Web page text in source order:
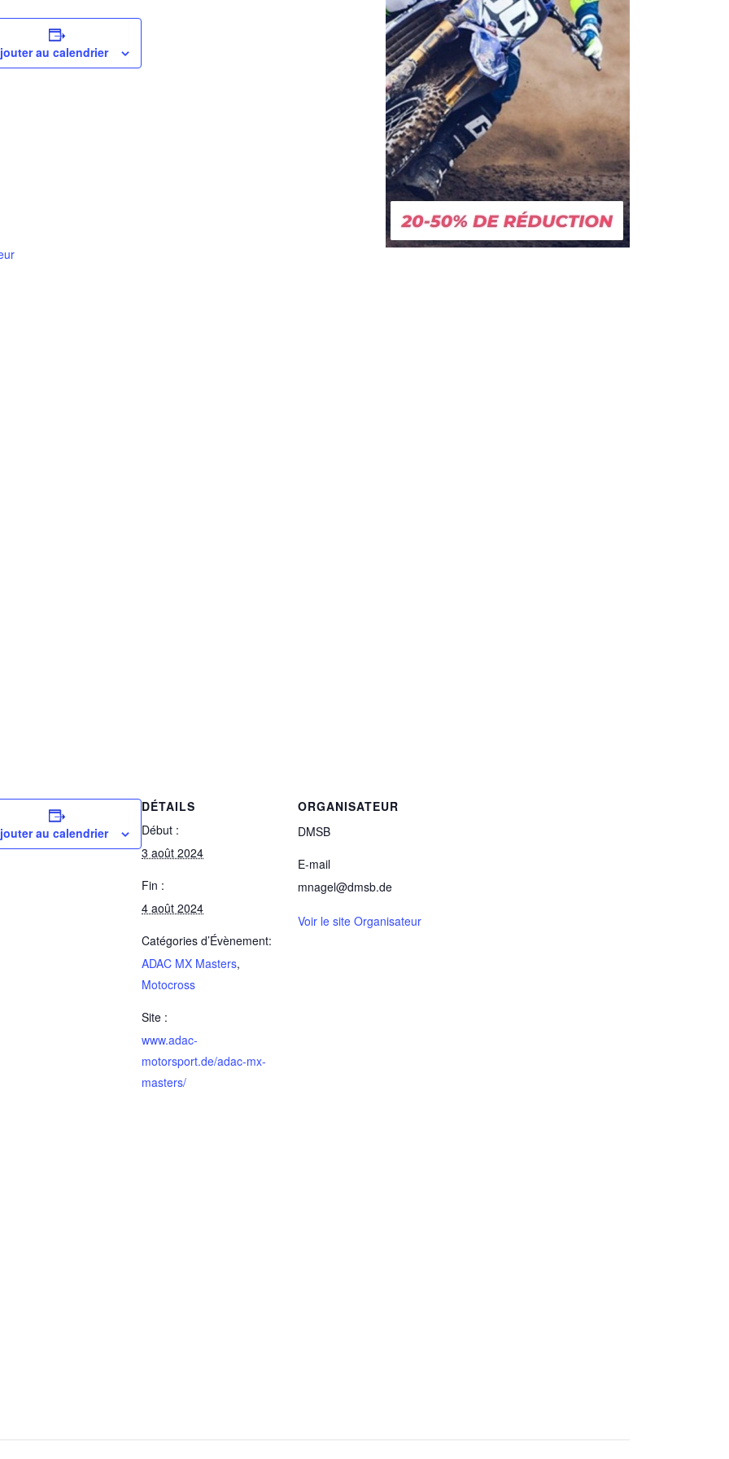
au calendrier
au calendrier
DÉTAILS
Début :
3 août 2024
Fin :
4 août 2024
Catégories d’Évènement:
ADAC MX Masters,
Motocross
Site :
www.adac-
motorsport.de/adac-mx-
masters/
ORGANISATEUR
DMSB
E-mail
mnagel@dmsb.de
Voir le site Organisateur